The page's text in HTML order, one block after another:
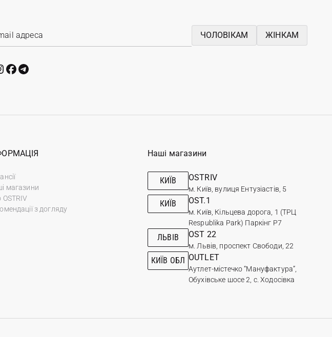
ЧОЛОВІКАМ ЖІНКАМ
магазини
OSTRIV
з догляду
Наші магазини
КИЇВ OSTRIV
м. Київ, вулиця Ентузіастів, 5
КИЇВ OST.1
м. Київ, Кільцева дорога, 1 (ТРЦ
Respublika Park) Паркінг Р7
ЛЬВІВ OST 22
м. Львів, проспект Свободи, 22
КИЇВ ОБЛ OUTLET
Аутлет-містечко “Мануфактура”,
Обухівське шосе 2, с. Ходосівка